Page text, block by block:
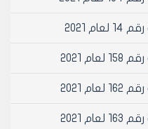
زهير عبد القادر بن محمد
المخصص لمهنة البلوك
الواحد /300/ل.س واجمالي السلفة على قيمة
الف وثمانمائة وخمس
2021
2021
2021
2021